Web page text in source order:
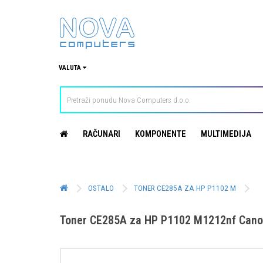
VALUTA
RAČUNARI KOMPONENTE MULTIMEDIJA
OSTALO TONER CE285A ZA HP P1102 M
Toner CE285A za HP P1102 M1212nf